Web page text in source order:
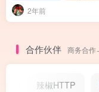
2年前
合作伙伴 商务合
辣椒HTTP